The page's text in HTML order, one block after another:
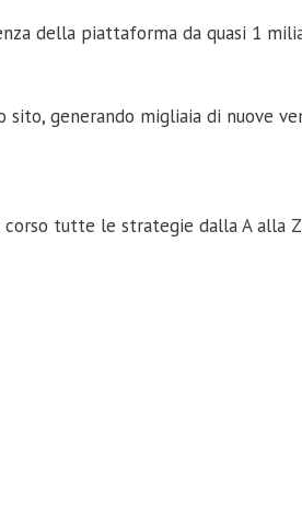
della piattaforma da quasi 1
generando migliaia di nuove
tutte le strategie dalla A alla